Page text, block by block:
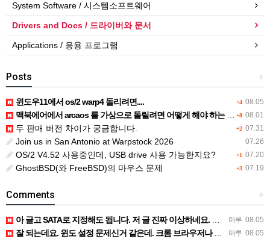
System Software / 시스템소프트웨어
Drivers and Docs / 드라이버와 문서
Applications / 응용 프로그램
+
Posts
+4 08.05
윈도우11에서 os/2 warp4 돌리려면....
+8 08.01
맥북에어에서 arcaos 를 가상으로 돌릴려면 어떻게 해야 하는 지요?
+2 07.31
두 판매 버전 차이가 궁금합니다.
07.26
Join us in San Antonio at Warpstock 2026
+1 07.20
OS/2 V4.52 사용중인데, USB drive 사용 가능한지요?
+3 07.19
GhostBSD(와 FreeBSD)의 마우스 문제
+
Comments
마루 08.05
아 글고 SATA로 지정해도 됩니다. 저 글 진짜 이상하네요. 옛날꺼 퍼와서 그런거 같은데요.
마루 08.05
잘 되는데요. 윈도 설정 문제신거 같은데. 크롬 브라우저나 파폭으로 해 보세요